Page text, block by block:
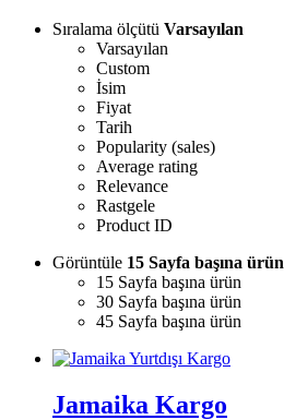
Sıralama ölçütü Varsayılan
Varsayılan
Custom
İsim
Fiyat
Tarih
Popularity (sales)
Average rating
Relevance
Rastgele
Product ID
Görüntüle 15 Sayfa başına ürün
15 Sayfa başına ürün
30 Sayfa başına ürün
45 Sayfa başına ürün
Jamaika Kargo